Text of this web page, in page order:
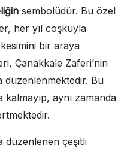
sembolüdür. Bu özel
her yıl coşkuyla
bir araya
Çanakkale Zaferi’nin
düzenlenmektedir. Bu
aynı zamanda
düzenlenen çeşitli